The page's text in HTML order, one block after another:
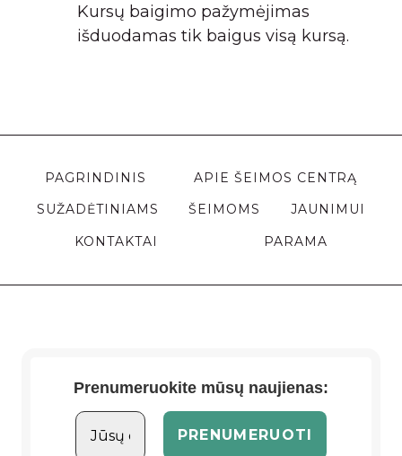
Kursų baigimo pažymėjimas
išduodamas tik baigus visą kursą.
PAGRINDINIS
APIE ŠEIMOS CENTRĄ
SUŽADĖTINIAMS
ŠEIMOMS
JAUNIMUI
KONTAKTAI
PARAMA
Prenumeruokite mūsų naujienas: